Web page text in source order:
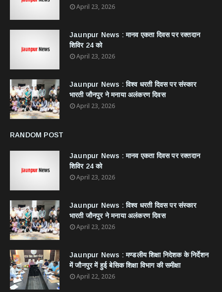
April 23, 2026
Jaunpur News : ​मानव एकता दिवस पर रक्तदान
शिविर 24 को
April 23, 2026
Jaunpur News : विश्व धरती दिवस पर संस्कार
भारती जौनपुर ने मनाया अलंकरण दिवस
April 23, 2026
RANDOM POST
Jaunpur News : ​मानव एकता दिवस पर रक्तदान
शिविर 24 को
April 23, 2026
Jaunpur News : विश्व धरती दिवस पर संस्कार
भारती जौनपुर ने मनाया अलंकरण दिवस
April 23, 2026
Jaunpur News : ​मण्डलीय शिक्षा निदेशक के निर्देशन
में जौनपुर में हुई बेसिक शिक्षा विभाग की समीक्षा
April 22, 2026